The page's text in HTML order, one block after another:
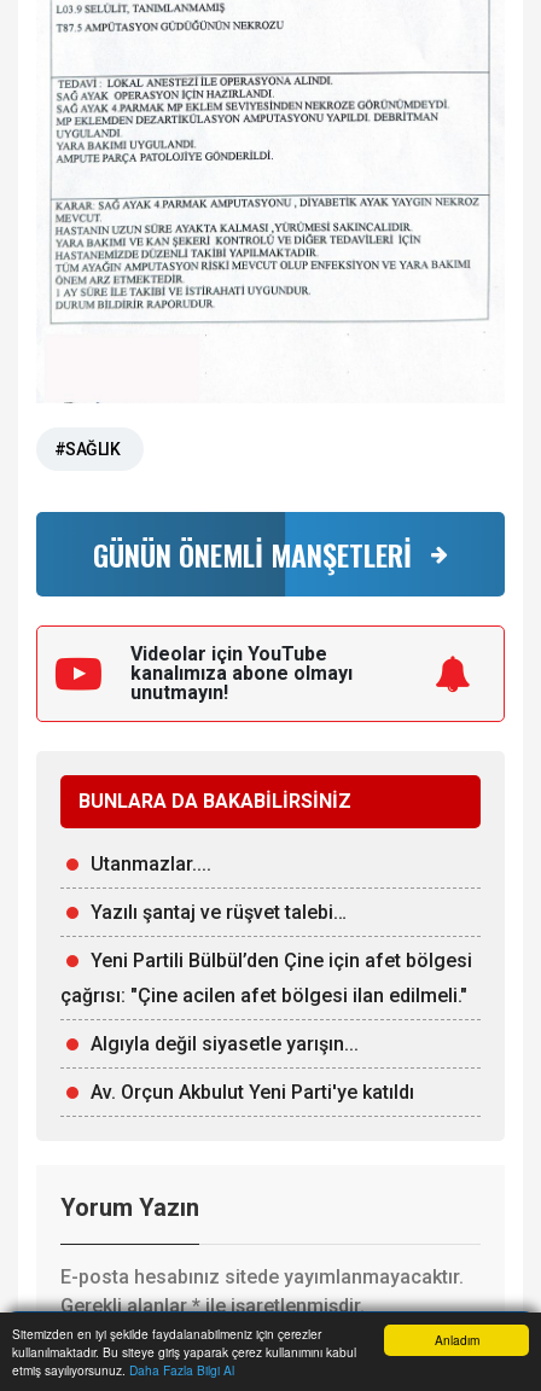
Anladım
Sitemizden en iyi şekilde faydalanabilmeniz için çerezler
kullanılmaktadır. Bu siteye giriş yaparak çerez kullanımını kabul
etmiş sayılıyorsunuz. Daha Fazla Bilgi Al
#SAĞLIK
GÜNÜN ÖNEMLİ MANŞETLERİ
Videolar için YouTube
kanalımıza abone olmayı
unutmayın!
BUNLARA DA BAKABİLİRSİNİZ
Utanmazlar....
Yazılı şantaj ve rüşvet talebi…
Yeni Partili Bülbül’den Çine için afet bölgesi
çağrısı: "Çine acilen afet bölgesi ilan edilmeli."
Algıyla değil siyasetle yarışın...
Av. Orçun Akbulut Yeni Parti'ye katıldı
Yorum Yazın
E-posta hesabınız sitede yayımlanmayacaktır.
Gerekli alanlar*ile işaretlenmişdir.
Anasayfa Haber Ara İhbar Hattı Menu